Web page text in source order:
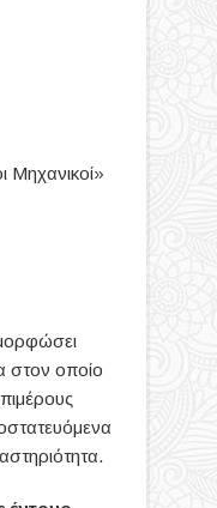
Μηχανικοί»
στον οποίο